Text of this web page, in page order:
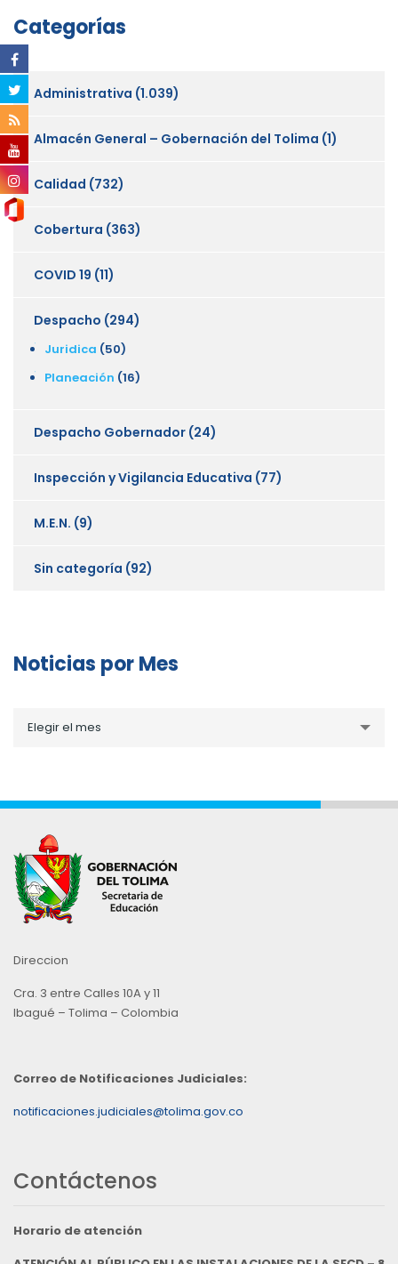
Categorías
Administrativa (1.039)
Almacén General – Gobernación del Tolima (1)
Calidad (732)
Cobertura (363)
COVID 19 (11)
Despacho (294)
Juridica (50)
Planeación (16)
Despacho Gobernador (24)
Inspección y Vigilancia Educativa (77)
M.E.N. (9)
Sin categoría (92)
Noticias por Mes
porElegir el mes
Direccion
Cra. 3 entre Calles 10A y 11
Ibagué – Tolima – Colombia
Correo de Notificaciones Judiciales:
notificaciones.judiciales@tolima.gov.co
Contáctenos
Horario de atención